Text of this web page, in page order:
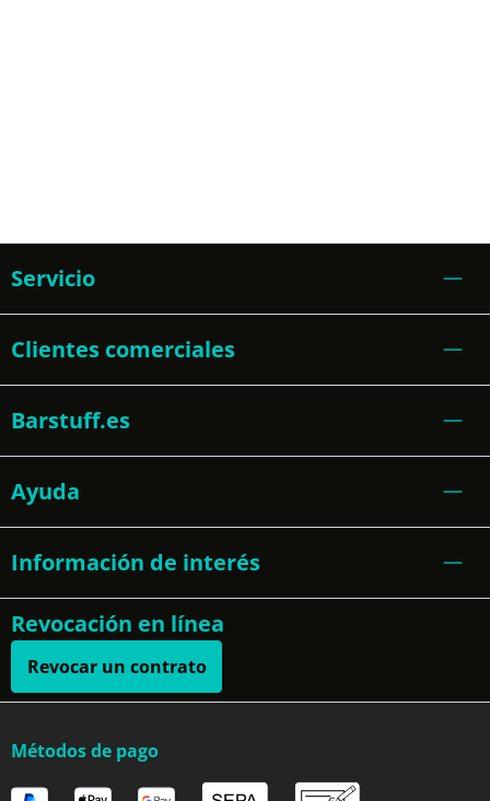
Servicio
Clientes comerciales
Barstuff.es
Ayuda
Información de interés
Revocación en línea
Revocar un contrato
Métodos de pago